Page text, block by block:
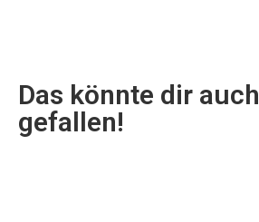
Das könnte dir auch
gefallen!